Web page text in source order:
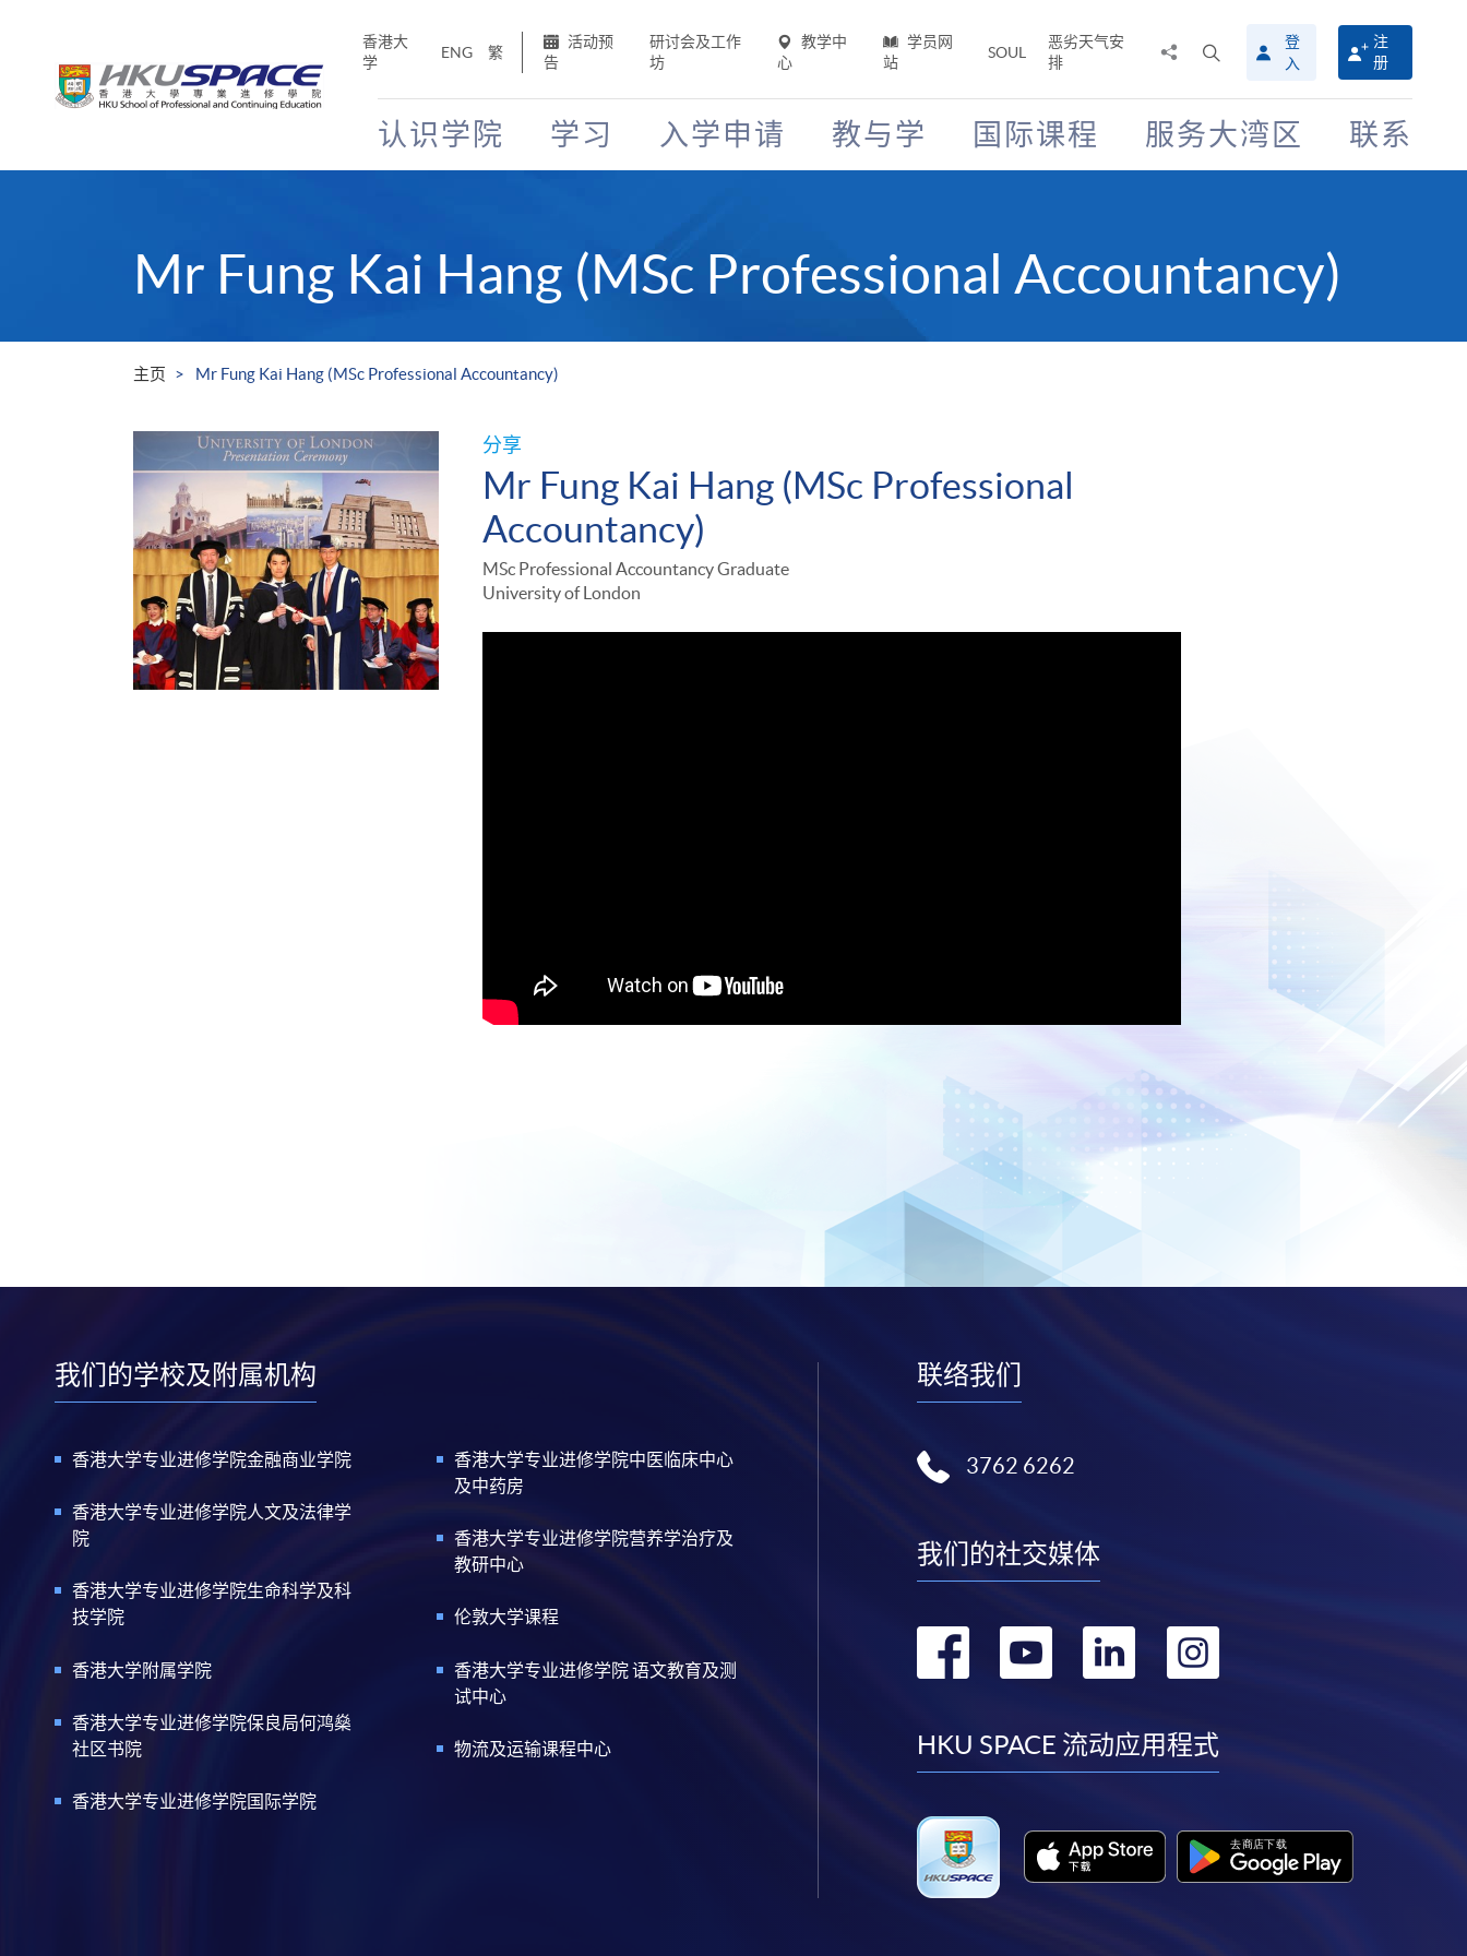
香港大
学
ENG 繁
活动预
告
研讨会及工作
坊
教学中
心
学员网
站
SOUL
恶劣天气安
排
搜
寻
介
面
登
入
注
册
认识学院 学习 入学申请 教与学 国际课程 服务大湾区 联系
Mr Fung Kai Hang (MSc Professional Accountancy)
主页 Mr Fung Kai Hang (MSc Professional Accountancy)
分享
Mr Fung Kai Hang (MSc Professional
Accountancy)
MSc Professional Accountancy Graduate
University of London
我们的学校及附属机构
香港大学专业进修学院金融商业学院
香港大学专业进修学院人文及法律学
院
香港大学专业进修学院生命科学及科
技学院
香港大学附属学院
香港大学专业进修学院保良局何鸿燊
社区书院
香港大学专业进修学院国际学院
香港大学专业进修学院中医临床中心
及中药房
香港大学专业进修学院营养学治疗及
教研中心
伦敦大学课程
香港大学专业进修学院 语文教育及测
试中心
物流及运输课程中心
联络我们
3762 6262
我们的社交媒体
转
facebook
转
youtube
转
linkedin
转
instagram
HKU SPACE 流动应用程式